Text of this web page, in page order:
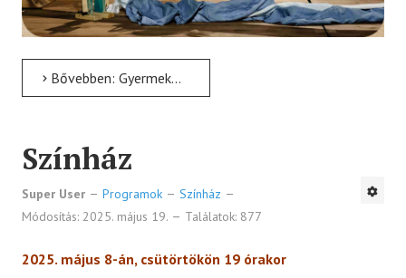
FACEBOOK
Bővebben: Gyermekszínház
Színház
Super User Programok
Színház
Módosítás: 2025. május 19.
Találatok: 877
2025. május 8-án, csütörtökön 19 órakor